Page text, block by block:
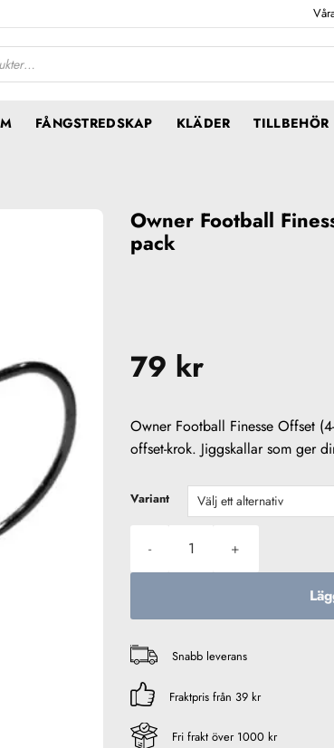
FÅNGSTREDSKAP KLÄDER TILLBEHÖR
Owner Football
pack
79 kr
Owner Football Finesse Offset
offset-krok. Jiggskallar som ger
Variant
Snabb leverans
Fraktpris från 39 kr
Fri frakt över 1000 kr